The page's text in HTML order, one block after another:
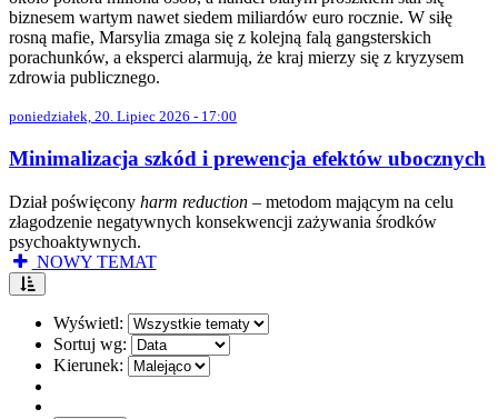
biznesem wartym nawet siedem miliardów euro rocznie. W siłę
rosną mafie, Marsylia zmaga się z kolejną falą gangsterskich
porachunków, a eksperci alarmują, że kraj mierzy się z kryzysem
zdrowia publicznego.
poniedziałek, 20. Lipiec 2026 - 17:00
Minimalizacja szkód i prewencja efektów ubocznych
Dział poświęcony harm reduction – metodom mającym na celu
złagodzenie negatywnych konsekwencji zażywania środków
psychoaktywnych.
NOWY TEMAT
Wyświetl:
Sortuj wg:
Kierunek: